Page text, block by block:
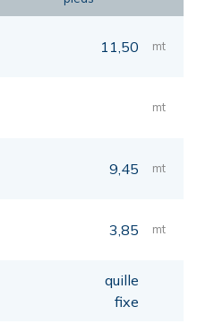
11,50 mt
mt
9,45 mt
3,85 mt
quille
fixe